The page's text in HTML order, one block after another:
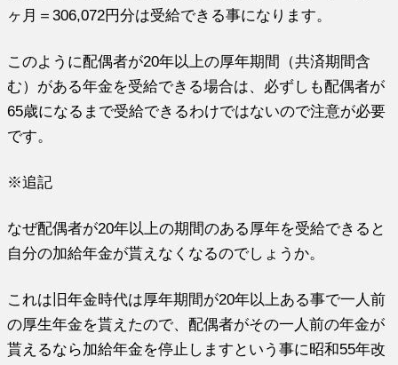
ヶ月＝306,072円分は受給できる事になります。
このように配偶者が20年以上の厚年期間（共済期間含
む）がある年金を受給できる場合は、必ずしも配偶者が
65歳になるまで受給できるわけではないので注意が必要
です。
※追記
なぜ配偶者が20年以上の期間のある厚年を受給できると
自分の加給年金が貰えなくなるのでしょうか。
これは旧年金時代は厚年期間が20年以上ある事で一人前
の厚生年金を貰えたので、配偶者がその一人前の年金が
貰えるなら加給年金を停止しますという事に昭和55年改